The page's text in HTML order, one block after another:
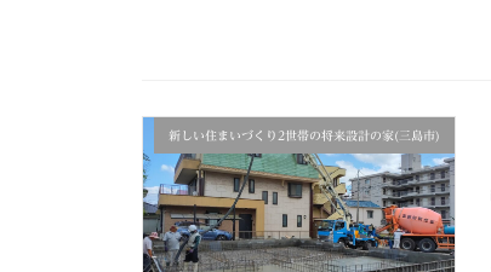
新しい住まいづくり2世帯の将来設計の家(三島市)